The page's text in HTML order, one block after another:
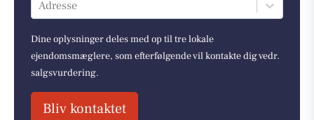
Adresse
Dine oplysninger deles med op til tre lokale
ejendomsmæglere, som efterfølgende vil kontakte dig vedr.
salgsvurdering.
Bliv kontaktet